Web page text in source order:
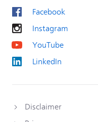
Facebook
Instagram
YouTube
LinkedIn
Disclaimer